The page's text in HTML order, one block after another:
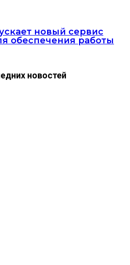
новый сервис
обеспечения работы
новостей